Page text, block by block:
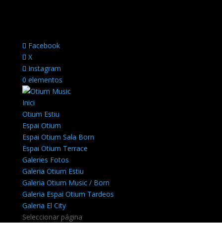
Facebook
X
Instagram
0 elementos
Inici
Otium Estiu
Espai Otium
Espai Otium Sala Born
Espai Otium Terrace
Galeries Fotos
Galeria Otium Estiu
Galeria Otium Music / Born
Galeria Espai Otium Tardeos
Galeria El City
Seleccionar página